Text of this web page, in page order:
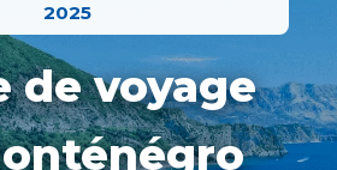
2025
de voyage